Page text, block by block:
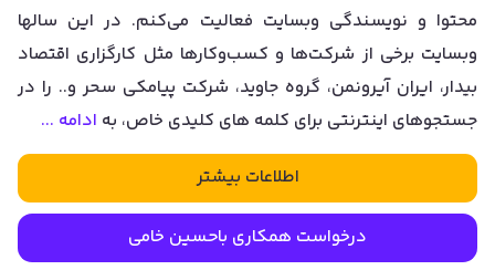
محتوا و نویسندگی وبسایت فعالیت می‌کنم. در این سالها
وبسایت برخی از شرکت‌ها و کسب‌وکارها مثل کارگزاری اقتصاد
بیدار، ایران آیرونمن، گروه جاوید، شرکت پیامکی سحر و.. را در
جستجوهای اینترنتی برای کلمه های کلیدی خاص، به ادامه ...
اطلاعات بیشتر
درخواست همکاری باحسین خامی